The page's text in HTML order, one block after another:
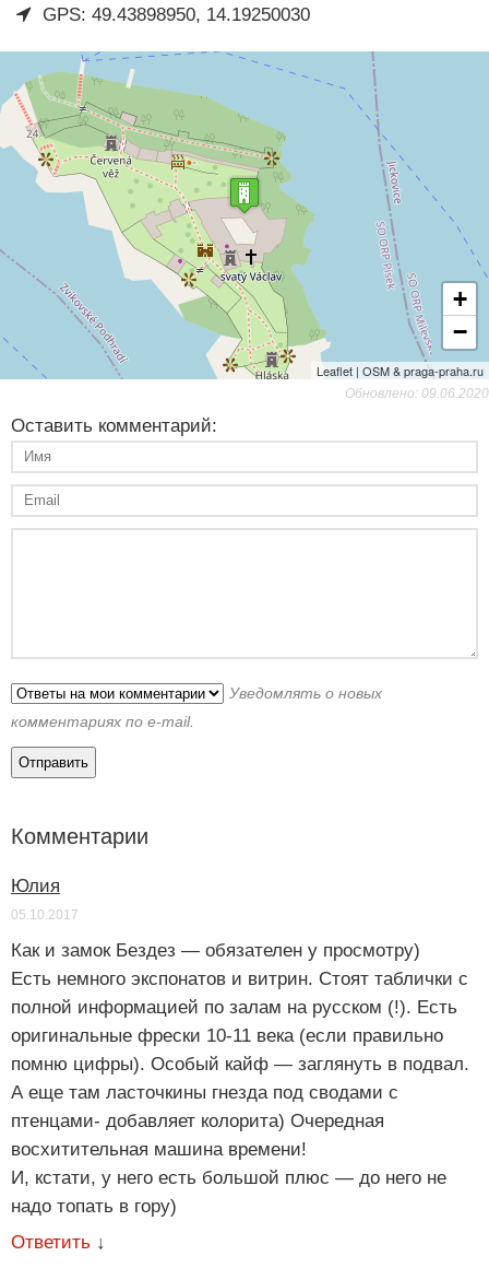
GPS: 49.43898950, 14.19250030
+
−
Leaflet | OSM & praga-praha.ru
Обновлено: 09.06.2020
Оставить комментарий:
Уведомлять о новых
комментариях по e-mail.
Комментарии
Юлия
05.10.2017
Как и замок Бездез — обязателен у просмотру)
Есть немного экспонатов и витрин. Стоят таблички с
полной информацией по залам на русском (!). Есть
оригинальные фрески 10-11 века (если правильно
помню цифры). Особый кайф — заглянуть в подвал.
А еще там ласточкины гнезда под сводами с
птенцами- добавляет колорита) Очередная
восхитительная машина времени!
И, кстати, у него есть большой плюс — до него не
надо топать в гору)
Ответить ↓